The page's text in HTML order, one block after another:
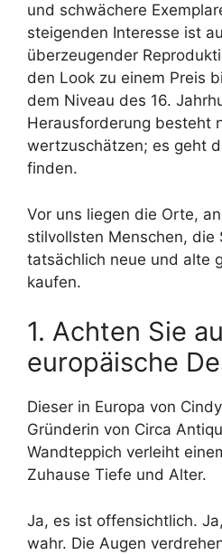
und schwächere
steigenden Interesse ist
überzeugender
den Look zu einem Preis
dem Niveau des 16.
Herausforderung besteht
wertzuschätzen; es geht
finden.
Vor uns liegen die Orte,
stilvollsten Menschen, die
tatsächlich neue und alte
kaufen.
1. Achten Sie
europäische
Dieser in Europa von
Gründerin von Circa
Wandteppich verleiht
Zuhause Tiefe und Alter.
Ja, es ist offensichtlich.
wahr. Die Augen